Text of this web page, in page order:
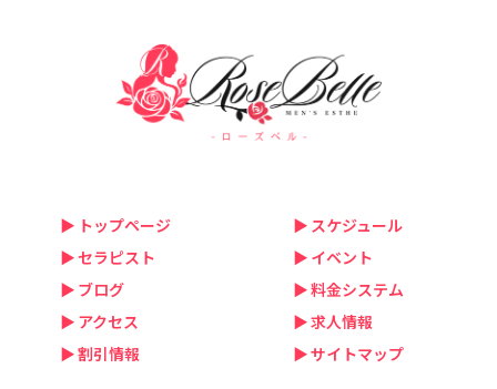
トップページ
スケジュール
セラピスト
イベント
ブログ
料金システム
アクセス
求人情報
割引情報
サイトマップ